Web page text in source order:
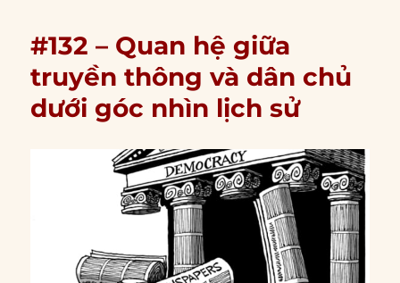
#132 – Quan hệ giữa
truyền thông và dân chủ
dưới góc nhìn lịch sử